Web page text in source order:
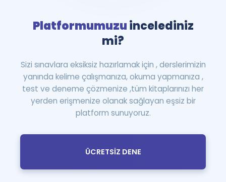
Platformumuzuincelediniz
mi?
Sizi sınavlara eksiksiz hazırlamak için , derslerimizin
yanında kelime çalışmanıza, okuma yapmanıza ,
test ve deneme çözmenize ,tüm kitaplarınızı her
yerden erişmenize olanak sağlayan eşsiz bir
platform sunuyoruz.
ÜCRETSİZ DENE